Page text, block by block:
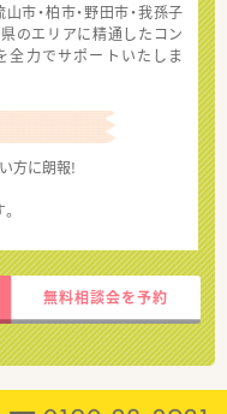
市・柏市・野田市・我孫子
県のエリアに精通したコン
全力でサポートいたしま
方に朗報!
無料相談会を予約